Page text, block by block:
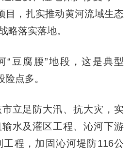
目，扎实推动黄河流域生态
略落实落地。
腐腰”地段，这是典型
险点多。
足防大汛、抗大灾，实
水及灌区工程、沁河下游
程，加固沁河堤防116公